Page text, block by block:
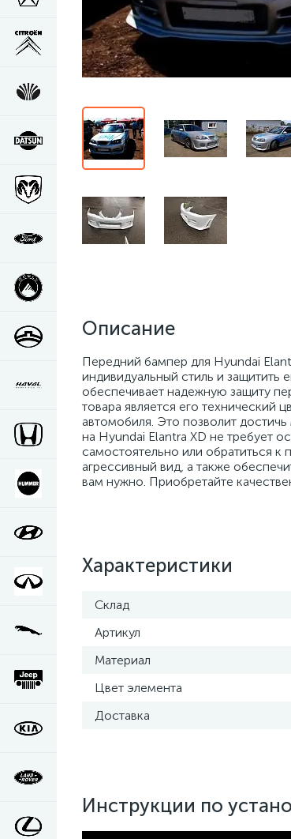
Описание
Передний бампер для Hyundai
индивидуальный стиль и защитить
обеспечивает надежную защиту
товара является его технический
автомобиля. Это позволит
на Hyundai Elantra XD не требует
самостоятельно или обратиться
агрессивный вид, а также
вам нужно. Приобретайте
Характеристики
Склад
Артикул
Материал
Цвет элемента
Доставка
Инструкции по